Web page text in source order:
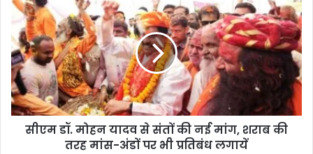
सीएम डॉ. मोहन यादव से संतों की नई मांग, शराब की
तरह मांस-अंडों पर भी प्रतिबंध लगायें